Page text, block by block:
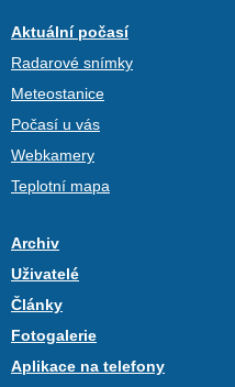
Aktuální počasí
Radarové snímky
Meteostanice
Počasí u vás
Webkamery
Teplotní mapa
Archiv
Uživatelé
Články
Fotogalerie
Aplikace na telefony